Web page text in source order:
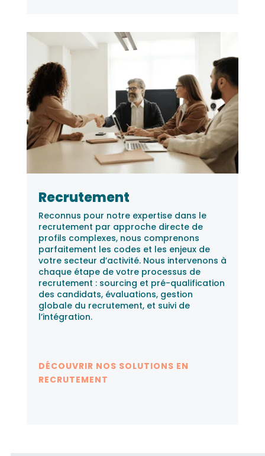
Recrutement
Reconnus pour notre expertise dans le
recrutement par approche directe de
profils complexes, nous comprenons
parfaitement les codes et les enjeux de
votre secteur d’activité. Nous intervenons à
chaque étape de votre processus de
recrutement : sourcing et pré-qualification
des candidats, évaluations, gestion
globale du recrutement, et suivi de
l’intégration.
DÉCOUVRIR NOS SOLUTIONS EN
RECRUTEMENT